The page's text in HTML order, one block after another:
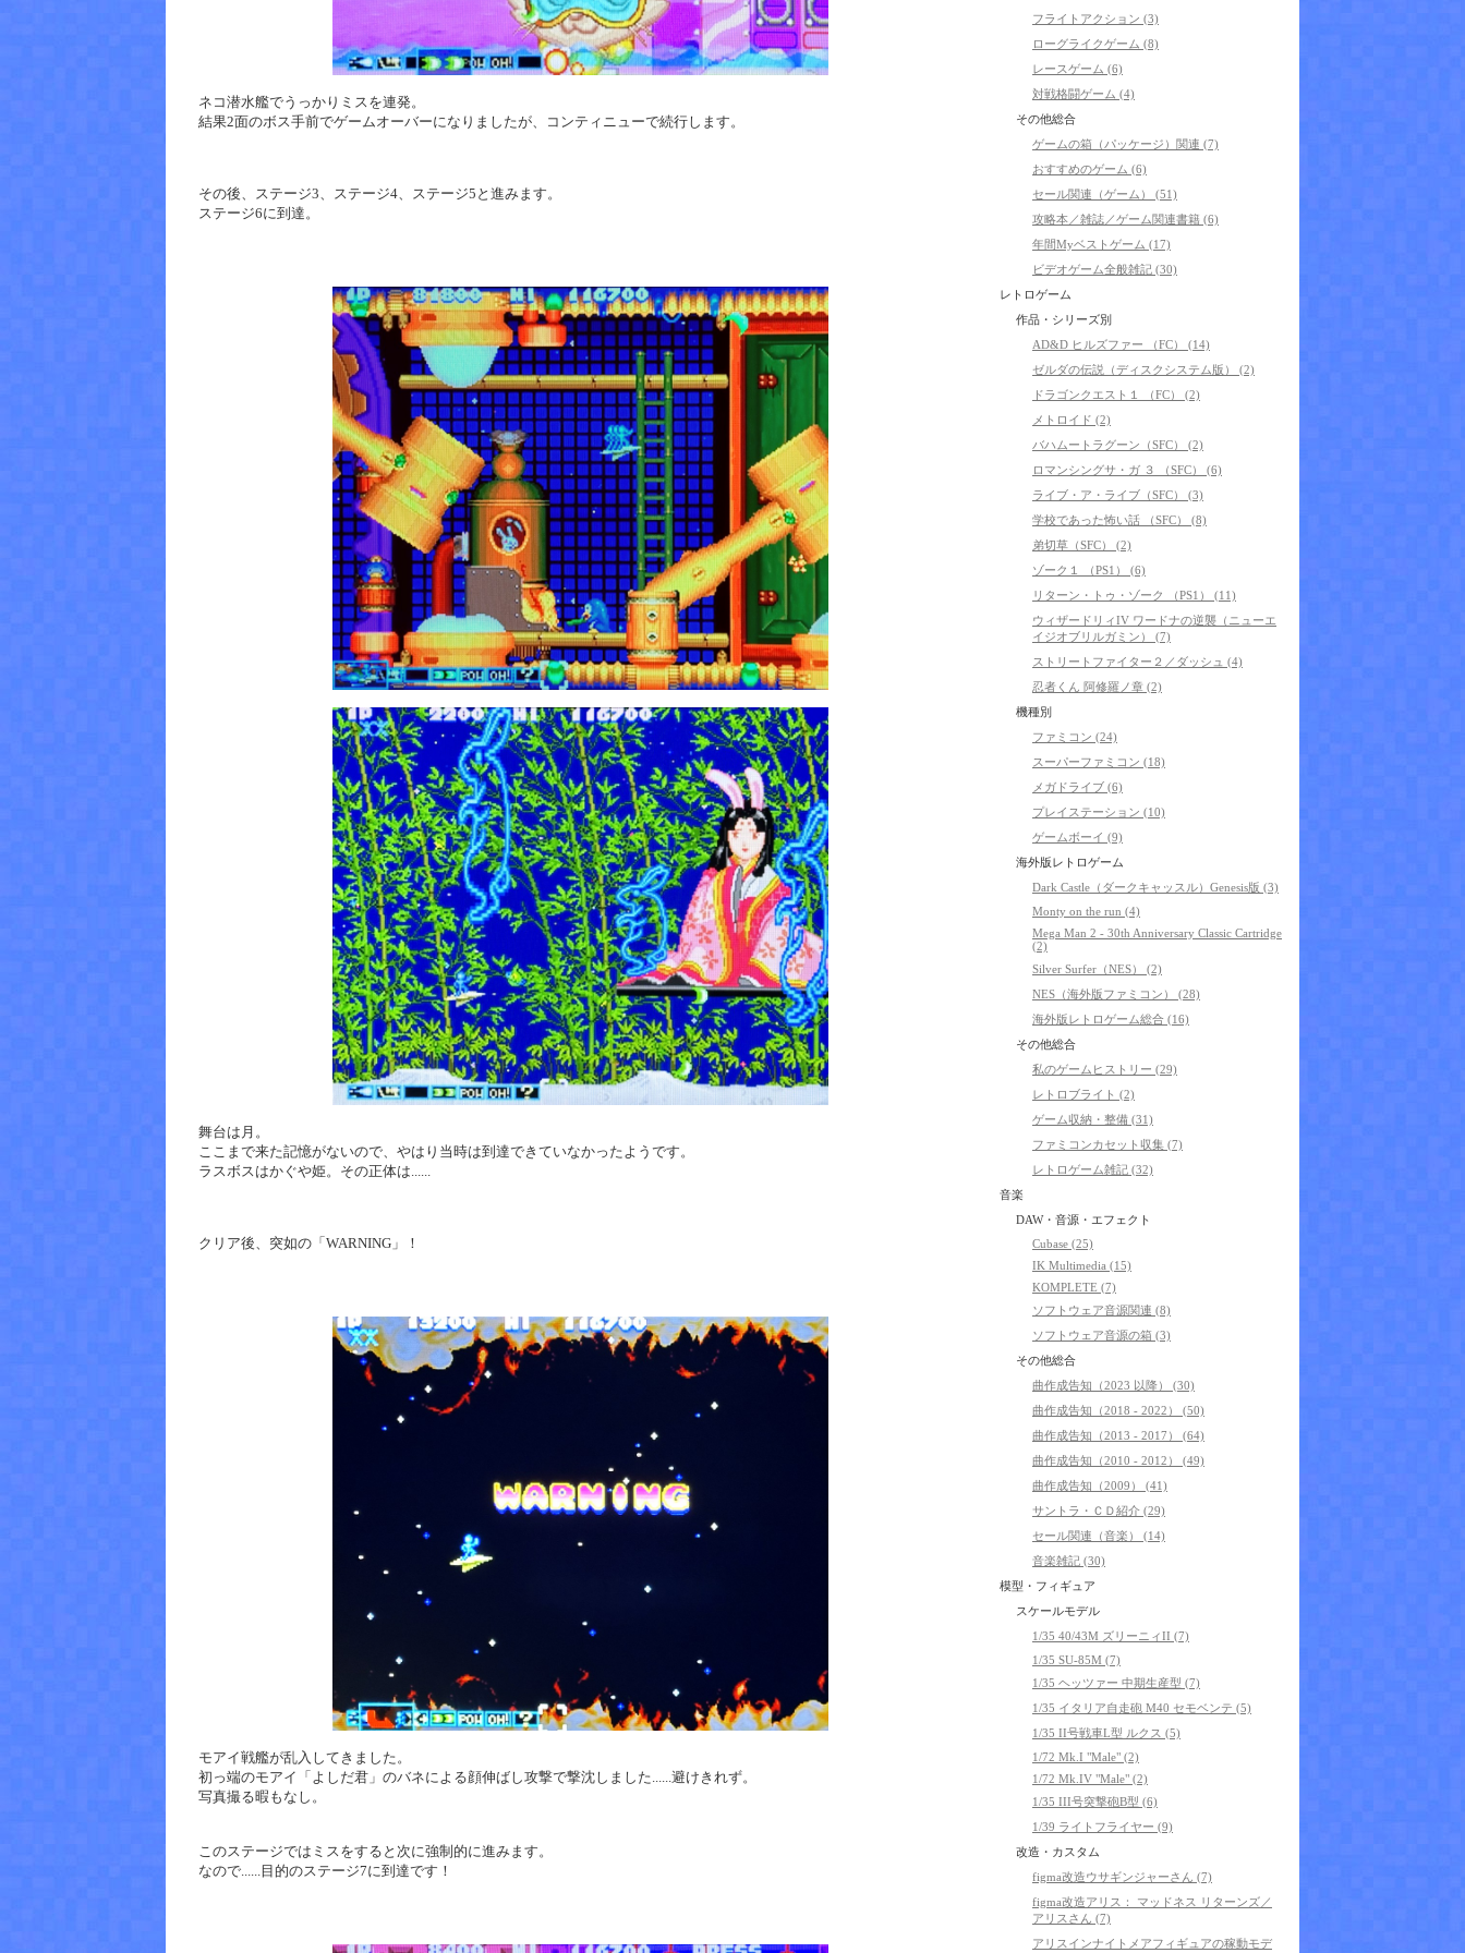
ネコ潜水艦でうっかりミスを連発。
結果2面のボス手前でゲームオーバーになりましたが、コンティニューで続行します。
その後、ステージ3、ステージ4、ステージ5と進みます。
ステージ6に到達。
舞台は月。
ここまで来た記憶がないので、やはり当時は到達できていなかったようです。
ラスボスはかぐや姫。その正体は......
クリア後、突如の「WARNING」！
モアイ戦艦が乱入してきました。
初っ端のモアイ「よしだ君」のバネによる顔伸ばし攻撃で撃沈しました......避けきれず。
写真撮る暇もなし。
このステージではミスをすると次に強制的に進みます。
なので......目的のステージ7に到達です！
フライトアクション (3)
ローグライクゲーム (8)
レースゲーム (6)
対戦格闘ゲーム (4)
その他総合
ゲームの箱（パッケージ）関連 (7)
おすすめのゲーム (6)
セール関連（ゲーム） (51)
攻略本／雑誌／ゲーム関連書籍 (6)
年間Myベストゲーム (17)
ビデオゲーム全般雑記 (30)
レトロゲーム
作品・シリーズ別
AD&D ヒルズファー （FC） (14)
ゼルダの伝説（ディスクシステム版） (2)
ドラゴンクエスト１ （FC） (2)
メトロイド (2)
バハムートラグーン（SFC） (2)
ロマンシングサ・ガ ３ （SFC） (6)
ライブ・ア・ライブ（SFC） (3)
学校であった怖い話 （SFC） (8)
弟切草（SFC） (2)
ゾーク１ （PS1） (6)
リターン・トゥ・ゾーク （PS1） (11)
ウィザードリィIV ワードナの逆襲（ニューエ
イジオブリルガミン） (7)
ストリートファイター２／ダッシュ (4)
忍者くん 阿修羅ノ章 (2)
機種別
ファミコン (24)
スーパーファミコン (18)
メガドライブ (6)
プレイステーション (10)
ゲームボーイ (9)
海外版レトロゲーム
Dark Castle（ダークキャッスル）Genesis版 (3)
Monty on the run (4)
Mega Man 2 - 30th Anniversary Classic Cartridge
(2)
Silver Surfer（NES） (2)
NES（海外版ファミコン） (28)
海外版レトロゲーム総合 (16)
その他総合
私のゲームヒストリー (29)
レトロブライト (2)
ゲーム収納・整備 (31)
ファミコンカセット収集 (7)
レトロゲーム雑記 (32)
音楽
DAW・音源・エフェクト
Cubase (25)
IK Multimedia (15)
KOMPLETE (7)
ソフトウェア音源関連 (8)
ソフトウェア音源の箱 (3)
その他総合
曲作成告知（2023 以降） (30)
曲作成告知（2018 - 2022） (50)
曲作成告知（2013 - 2017） (64)
曲作成告知（2010 - 2012） (49)
曲作成告知（2009） (41)
サントラ・ＣＤ紹介 (29)
セール関連（音楽） (14)
音楽雑記 (30)
模型・フィギュア
スケールモデル
1/35 40/43M ズリーニィII (7)
1/35 SU-85M (7)
1/35 ヘッツァー 中期生産型 (7)
1/35 イタリア自走砲 M40 セモベンテ (5)
1/35 II号戦車L型 ルクス (5)
1/72 Mk.I "Male" (2)
1/72 Mk.IV "Male" (2)
1/35 III号突撃砲B型 (6)
1/39 ライトフライヤー (9)
改造・カスタム
figma改造ウサギンジャーさん (7)
figma改造アリス： マッドネス リターンズ／
アリスさん (7)
アリスインナイトメアフィギュアの稼動モデ